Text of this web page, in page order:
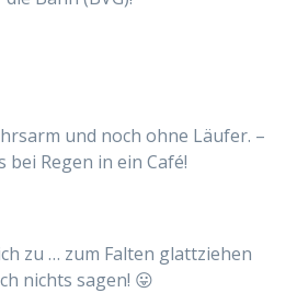
und noch ohne Läufer. –
bei Regen in ein Café!
zu … zum Falten glattziehen
nichts sagen! 😛